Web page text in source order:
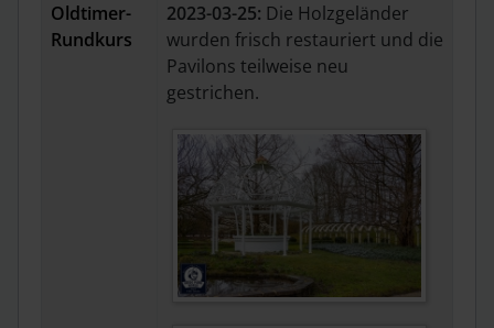
Oldtimer-
Rundkurs
2023-03-25: Die Holzgeländer
wurden frisch restauriert und die
Pavilons teilweise neu
gestrichen.